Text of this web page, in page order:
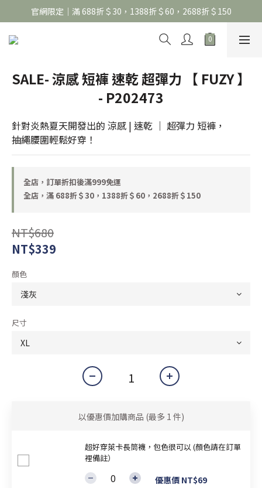
官網限定｜滿 688折＄30，1388折＄60，2688折＄150
官網限定｜滿 688折＄30，1388折＄60，2688折＄150
United Athle系列｜註冊會員299免運
SALE- 涼感 短褲 速乾 超彈力 【 FUZY 】
- P202473
針對炎熱夏天開發出的 涼感 | 速乾 ｜ 超彈力 短褲，
抽繩腰圍輕鬆好穿！
全店，訂單折扣後滿999免運
全店，滿 688折＄30，1388折＄60，2688折＄150
NT$680
NT$339
顏色
尺寸
以優惠價加購商品 (最多 1 件)
超好穿萊卡長筒襪，包色很可以 (顏色請在訂單
裡備註）
優惠價 NT$69